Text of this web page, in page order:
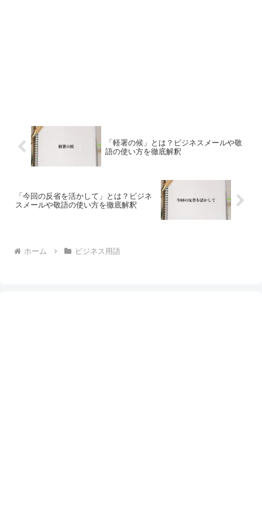
「軽署の候」とは？ビジネスメールや敬
語の使い方を徹底解釈
「今回の反省を活かして」とは？ビジネ
スメールや敬語の使い方を徹底解釈
ホーム ビジネス用語